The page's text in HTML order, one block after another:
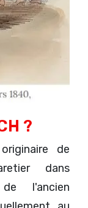
?
de
dans
l'ancien